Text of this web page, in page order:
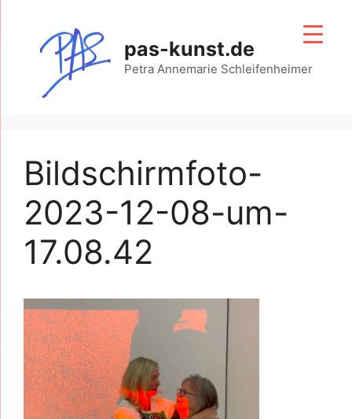
springen
pas-kunst.de
Petra Annemarie Schleifenheimer
Bildschirmfoto-
2023-12-08-um-
17.08.42